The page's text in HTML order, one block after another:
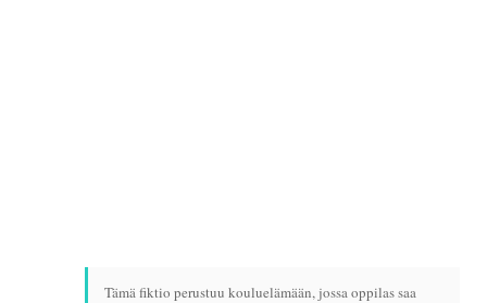
Tämä fiktio perustuu kouluelämään, jossa oppilas saa